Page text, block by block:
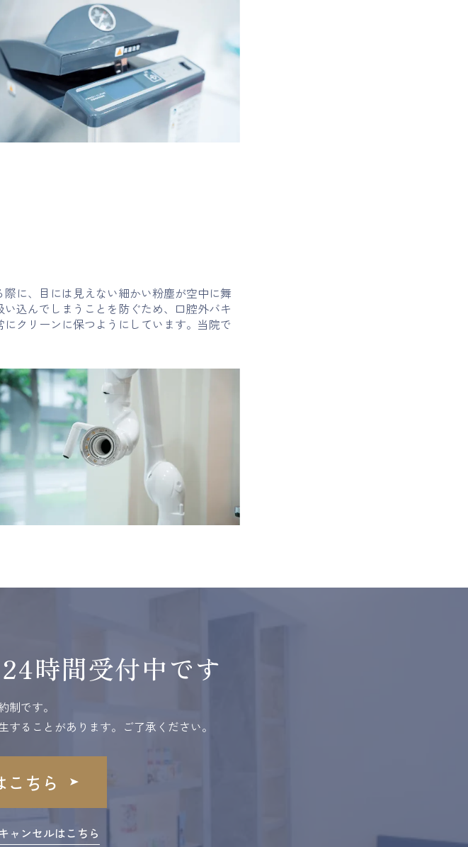
に、目には見えない細かい粉塵が空中に舞
込んでしまうことを防ぐため、口腔外バキ
クリーンに保つようにしています。当院で
時間受付中です
制です。
ることがあります。ご了承ください。
こちら
ャンセルはこちら